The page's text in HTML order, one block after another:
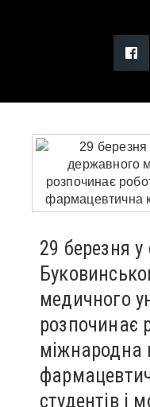
29 березня у
медичного
розпочинає
міжнародна
студентів і